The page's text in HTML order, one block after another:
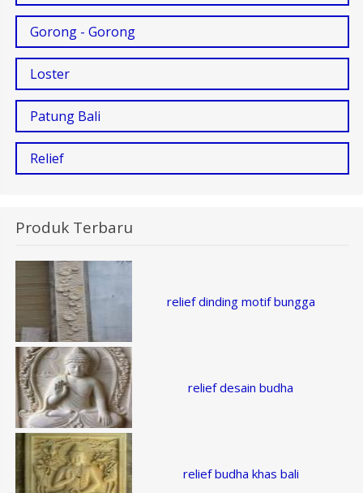
Gorong - Gorong
Loster
Patung Bali
Relief
Produk Terbaru
relief dinding motif bungga
relief desain budha
relief budha khas bali